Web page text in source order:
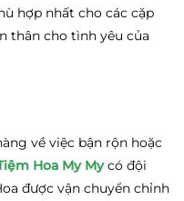
hợp nhất cho các cặp
thân cho tình yêu của
về việc bận rộn hoặc
Hoa My Mycó đội
được vận chuyển chỉnh